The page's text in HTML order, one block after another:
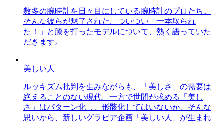
数多の腕時計を日々目にしている腕時計のプロたち。
そんな彼らが魅了された、ついつい「一本取られ
た！」と膝を打ったモデルについて、熱く語っていた
だきます。
美しい人
ルッキズム批判を生みながらも、「美しさ」の需要は
絶えることのない現代。一方で世間が求める「美し
さ」はパターン化し、形骸化してはいないか、そんな
思いから、新しいグラビア企画「美しい人」が生まれ